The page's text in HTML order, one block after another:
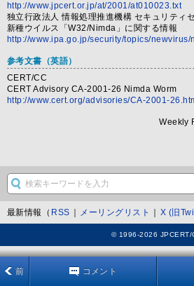
http://www.jpcert.or.jp/at/2001/at010023.txt
独立行政法人 情報処理推進機構 セキュリティ
新種ウイルス「W32/Nimda」に関する情報
http://www.ipa.go.jp/security/topics/newvirus/
参考文書 （英語）
CERT/CC
CERT Advisory CA-2001-26 Nimda Worm
http://www.cert.org/advisories/CA-2001-
Weekly
最新情報（ RSS メーリングリスト X (旧
© 1996-2026 JPCERT/
前 コメント